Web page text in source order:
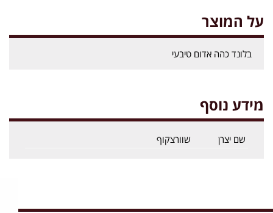
על המוצר
בלונד כהה אדום טיבעי
מידע נוסף
שם יצרן שוורצקוף